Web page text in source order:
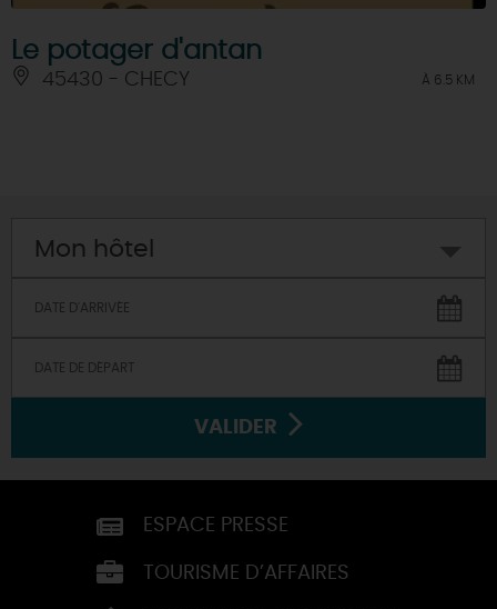
Le potager d'antan
45430 - CHECY À 6.5 KM
Mon hôtel
VALIDER
ESPACE PRESSE
TOURISME D’AFFAIRES